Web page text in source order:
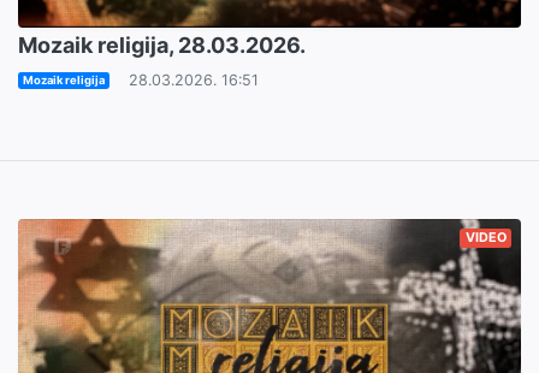
Mozaik religija, 28.03.2026.
Mozaik religija 28.03.2026. 16:51
VIDEO